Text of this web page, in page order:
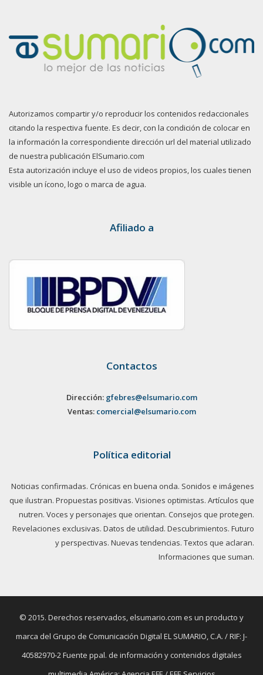
Autorizamos compartir y/o reproducir los contenidos redaccionales
citando la respectiva fuente. Es decir, con la condición de colocar en
la información la correspondiente dirección url del material utilizado
de nuestra publicación ElSumario.com
Esta autorización incluye el uso de videos propios, los cuales tienen
visible un ícono, logo o marca de agua.
Afiliado a
Contactos
Dirección: gfebres@elsumario.com
Ventas: comercial@elsumario.com
Política editorial
Noticias confirmadas. Crónicas en buena onda. Sonidos e imágenes
que ilustran. Propuestas positivas. Visiones optimistas. Artículos que
nutren. Voces y personajes que orientan. Consejos que protegen.
Revelaciones exclusivas. Datos de utilidad. Descubrimientos. Futuro
y perspectivas. Nuevas tendencias. Textos que aclaran.
Informaciones que suman.
© 2015. Derechos reservados, elsumario.com es un producto y
marca del Grupo de Comunicación Digital EL SUMARIO, C.A. / RIF: J-
40582970-2 Fuente ppal. de información y contenidos digitales